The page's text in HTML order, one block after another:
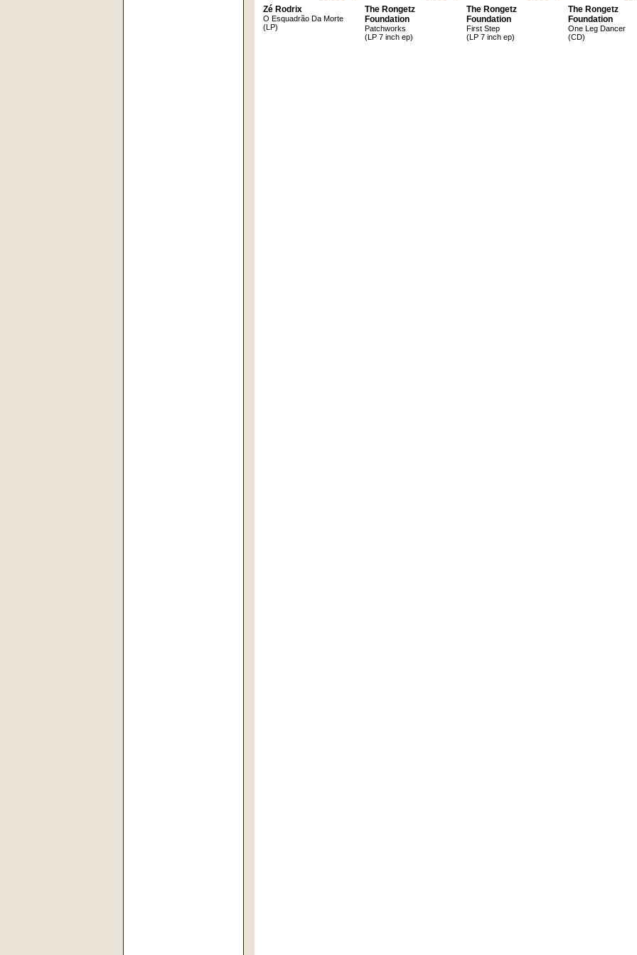
Zé Rodrix
O Esquadrão Da Morte
(LP)
The Rongetz
Foundation
Patchworks
(LP 7 inch ep)
The Rongetz
Foundation
First Step
(LP 7 inch ep)
The Rongetz
Foundation
One Leg Dancer
(CD)